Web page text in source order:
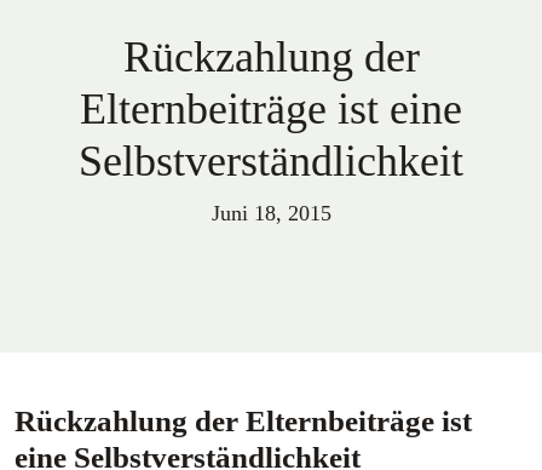
Rückzahlung der
Elternbeiträge ist eine
Selbstverständlichkeit
Juni 18, 2015
Rückzahlung der Elternbeiträge ist
eine Selbstverständlichkeit